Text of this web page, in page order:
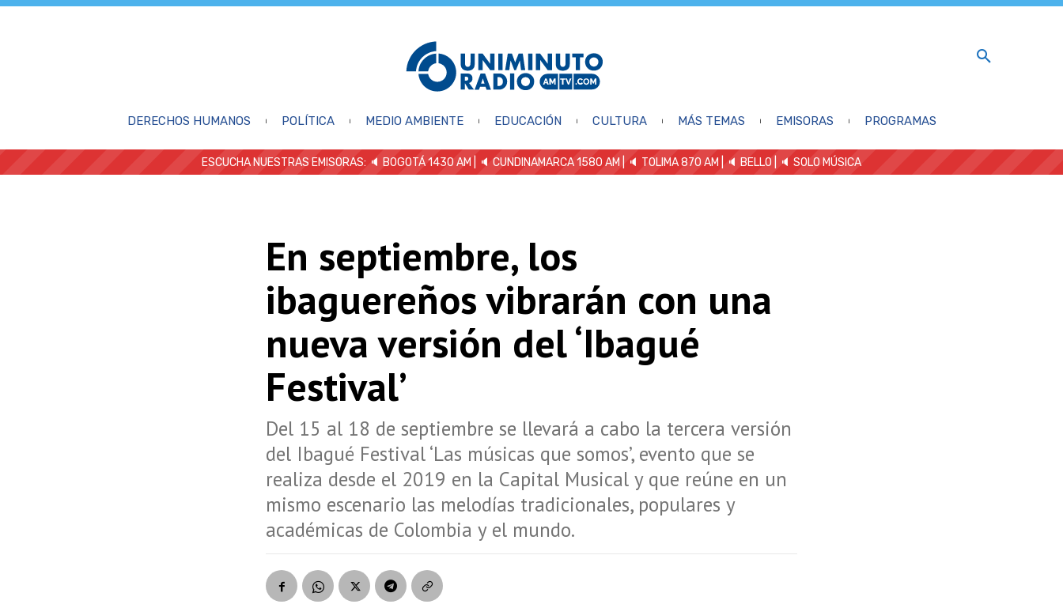
DERECHOS HUMANOS POLÍTICA MEDIO AMBIENTE EDUCACIÓN CULTURA MÁS TEMAS EMISORAS PROGRAMAS
ESCUCHA NUESTRAS EMISORAS: 🔈 BOGOTÁ 1430 AM | 🔈 CUNDINAMARCA 1580 AM | 🔈 TOLIMA 870 AM | 🔈 BELLO 🔈 SOLO MÚSICA
En septiembre, los
ibaguereños vibrarán con una
nueva versión del ‘Ibagué
Festival’
Del 15 al 18 de septiembre se llevará a cabo la tercera versión
del Ibagué Festival ‘Las músicas que somos’, evento que se
realiza desde el 2019 en la Capital Musical y que reúne en un
mismo escenario las melodías tradicionales, populares y
académicas de Colombia y el mundo.